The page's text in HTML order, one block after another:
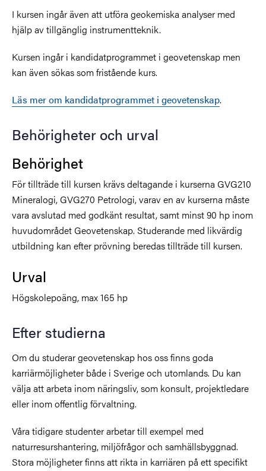
I kursen ingår även att utföra geokemiska analyser med
hjälp av tillgänglig instrumentteknik.
Kursen ingår i kandidatprogrammet i geovetenskap men
kan även sökas som fristående kurs.
Läs mer om kandidatprogrammet i geovetenskap.
Behörigheter och urval
Behörighet
För tillträde till kursen krävs deltagande i kurserna GVG210
Mineralogi, GVG270 Petrologi, varav en av kurserna måste
vara avslutad med godkänt resultat, samt minst 90 hp inom
huvudområdet Geovetenskap. Studerande med likvärdig
utbildning kan efter prövning beredas tillträde till kursen.
Urval
Högskolepoäng, max 165 hp
Efter studierna
Om du studerar geovetenskap hos oss finns goda
karriärmöjligheter både i Sverige och utomlands. Du kan
välja att arbeta inom näringsliv, som konsult, projektledare
eller inom offentlig förvaltning.
Våra tidigare studenter arbetar till exempel med
naturresurshantering, miljöfrågor och samhällsbyggnad.
Stora möjligheter finns att rikta in karriären på ett specifikt